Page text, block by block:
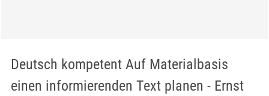
Deutsch kompetent Auf Materialbasis
einen informierenden Text planen - Ernst